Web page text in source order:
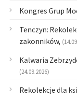
Kongres Grup
Tenczyn:
zakonników,
Kalwaria
(24.09.2026)
Rekolekcje dla